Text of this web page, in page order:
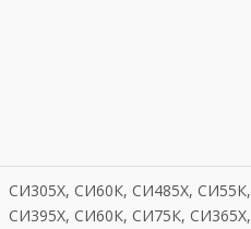
СИ305Х, СИ60К, СИ485Х, СИ55К,
СИ395Х, СИ60К, СИ75К, СИ365Х,